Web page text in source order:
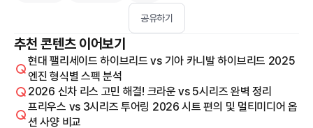
공유하기
추천 콘텐츠 이어보기
현대 팰리세이드 하이브리드 vs 기아 카니발 하이브리드 2025
엔진 형식별 스펙 분석
2026 신차 리스 고민 해결! 크라운 vs 5시리즈 완벽 정리
프리우스 vs 3시리즈 투어링 2026 시트 편의 및 멀티미디어 옵
션 사양 비교